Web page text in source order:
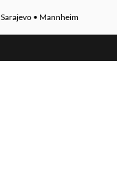
• Mannheim